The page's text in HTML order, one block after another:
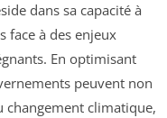
dans sa capacité à
face à des enjeux
En optimisant
peuvent non
changement climatique,